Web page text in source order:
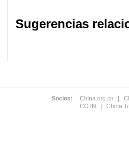
Sugerencias
Socios: China.org.cn |
CGTN | China